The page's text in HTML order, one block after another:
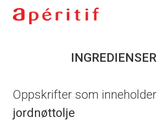
INGREDIENSER
Oppskrifter som inneholder
jordnøttolje